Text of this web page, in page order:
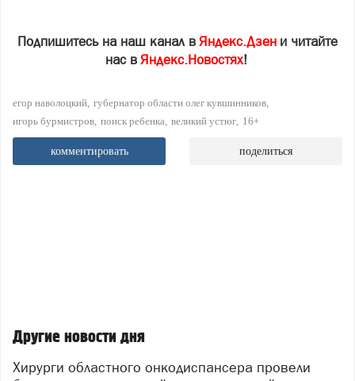
Подпишитесь на наш канал в Яндекс.Дзен и читайте
нас в Яндекс.Новостях!
егор наволоцкий губернатор области олег кувшинников
игорь бурмистров поиск ребенка великий устюг 16+
комментировать поделиться
Другие новости дня
Хирурги областного онкодиспансера провели